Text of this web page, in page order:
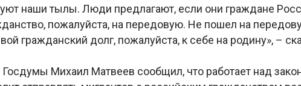
наши тылы. Люди предлагают, если они граждане
пожалуйста, на передовую. Не пошел на
гражданский долг, пожалуйста, к себе на родину», –
Госдумы Михаил Матвеев сообщил, что работает над